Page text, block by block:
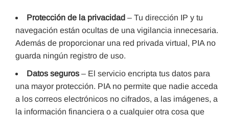
Protección de la privacidad – Tu dirección IP y tu
navegación están ocultas de una vigilancia innecesaria.
Además de proporcionar una red privada virtual, PIA no
guarda ningún registro de uso.
Datos seguros – El servicio encripta tus datos para
una mayor protección. PIA no permite que nadie acceda
a los correos electrónicos no cifrados, a las imágenes, a
la información financiera o a cualquier otra cosa que